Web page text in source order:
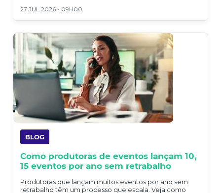
27 JUL 2026 - 09H00
BLOG
Como produtoras de eventos lançam 10,
15 eventos por ano sem retrabalho
Produtoras que lançam muitos eventos por ano sem
retrabalho têm um processo que escala. Veja como